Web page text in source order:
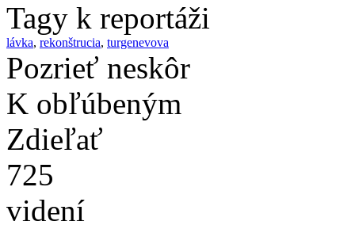
Tagy k reportáži
lávka, rekonštrucia, turgenevova
Pozrieť neskôr
K obľúbeným
Zdieľať
725
videní